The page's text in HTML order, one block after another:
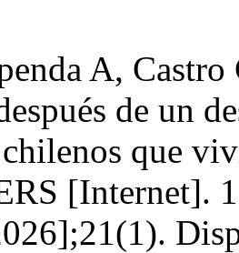
A,
de un
que
[Internet].